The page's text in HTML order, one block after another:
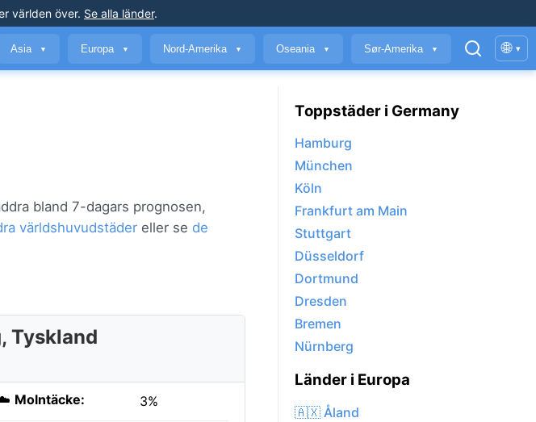
världen över. Se alla länder.
Asia ▼ Europa ▼ Nord-Amerika ▼ Oseania ▼ Sør-Amerika ▼ 🌐 ▾
bland 7-dagars prognosen,
världshuvudstäder eller se de
Tyskland
Molntäcke: 3%
Toppstäder i Germany
Hamburg
München
Köln
Frankfurt am Main
Stuttgart
Düsseldorf
Dortmund
Dresden
Bremen
Nürnberg
Länder i Europa
🇦🇽 Åland